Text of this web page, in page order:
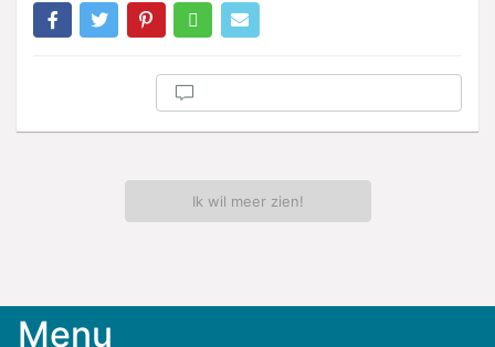
Ik wil meer zien!
Meld
Menu